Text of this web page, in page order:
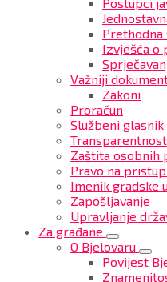
Prethodna
Izvješća o
Važniji
Zakoni
Proračun
Službeni glasnik
Transparentnost
Zaštita osobnih
Pravo na
Imenik gradske
Zapošljavanje
Upravljanje
Za građane
O Bjelovaru
Povijest